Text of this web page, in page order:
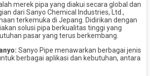
merek pipa yang diakui secara global dan
dari Sanyo Chemical Industries, Ltd.,
terkemuka di Jepang. Didirikan dengan
solusi pipa berkualitas tinggi yang
pasar yang terus berkembang.
Sanyo Pipe menawarkan berbagai jenis
berbagai aplikasi dan kebutuhan, antara